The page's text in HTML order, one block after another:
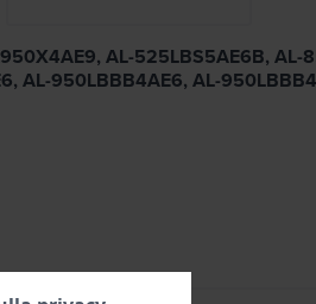
AL-525LBS5AE6B,
950LBBB4AE6, AL-